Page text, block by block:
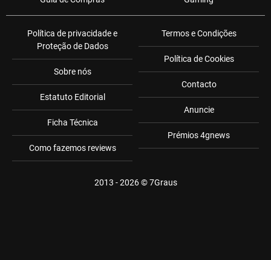
Política de privacidade e
Proteção de Dados
Sobre nós
Estatuto Editorial
Ficha Técnica
Como fazemos reviews
Termos e Condições
Política de Cookies
Contacto
Anuncie
Prémios 4gnews
2013 - 2026 ©7Graus